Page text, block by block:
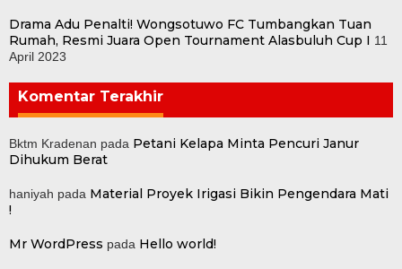
Drama Adu Penalti! Wongsotuwo FC Tumbangkan Tuan
Rumah, Resmi Juara Open Tournament Alasbuluh Cup I 11
April 2023
Komentar Terakhir
Bktm Kradenan pada Petani Kelapa Minta Pencuri Janur
Dihukum Berat
haniyah pada Material Proyek Irigasi Bikin Pengendara Mati
!
Mr WordPress pada Hello world!